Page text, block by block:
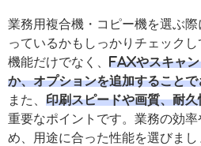
業務用複合機・コピー機を選ぶ
っているかもしっかりチェック
機能だけでなく、
FAXやスキャ
か、オプションを追加すること
また、 印刷スピードや画質、耐
重要なポイントです。業務の効
め、用途に合った性能を選びまし